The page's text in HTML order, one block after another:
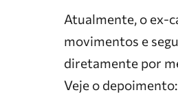
Atualmente, o ex-
movimentos e
diretamente por
Veje o depoimento: